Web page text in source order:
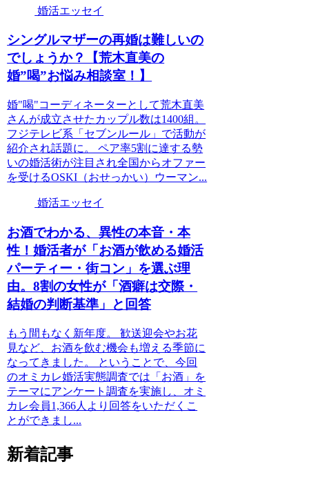
婚活エッセイ
シングルマザーの再婚は難しいの
でしょうか？【荒木直美の
婚”喝”お悩み相談室！】
婚"喝"コーディネーターとして荒木直美
さんが成立させたカップル数は1400組。
フジテレビ系「セブンルール」で活動が
紹介され話題に。 ペア率5割に達する勢
いの婚活術が注目され全国からオファー
を受けるOSKI（おせっかい）ウーマン...
婚活エッセイ
お酒でわかる、異性の本音・本
性！婚活者が「お酒が飲める婚活
パーティー・街コン」を選ぶ理
由。8割の女性が「酒癖は交際・
結婚の判断基準」と回答
もう間もなく新年度。 歓送迎会やお花
見など、お酒を飲む機会も増える季節に
なってきました。 ということで、今回
のオミカレ婚活実態調査では「お酒」を
テーマにアンケート調査を実施し、オミ
カレ会員1,366人より回答をいただくこ
とができまし...
新着記事